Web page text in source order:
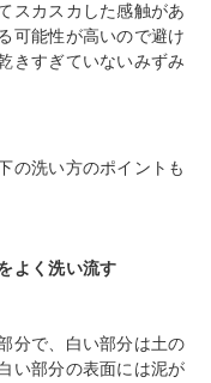
スカスカした感触があ
可能性が高いので避け
きすぎていないみずみ
の洗い方のポイントも
よく洗い流す
分で、白い部分は土の
い部分の表面には泥が